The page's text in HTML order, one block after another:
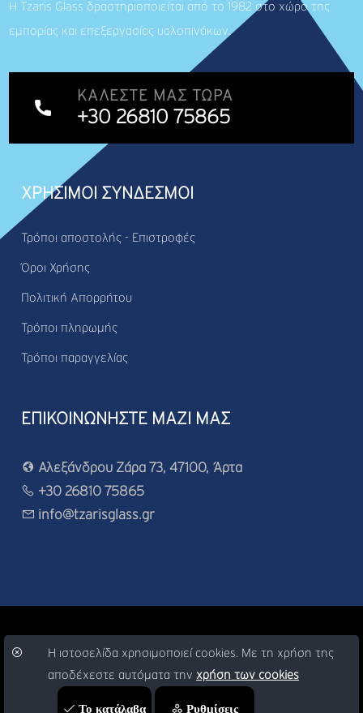
Η Tzaris Glass δραστηριοποιείται από το 1982 στο χώρο της
εμπορίας και επεξεργασίας υαλοπινάκων.
ΚΑΛΈΣΤΕ ΜΑΣ ΤΏΡΑ
+30 26810 75865
ΧΡΗΣΙΜΟΙ ΣΥΝΔΕΣΜΟΙ
Τρόποι αποστολής - Επιστροφές
Όροι Χρήσης
Πολιτική Απορρήτου
Τρόποι πληρωμής
Τρόποι παραγγελίας
ΕΠΙΚΟΙΝΩΝΗΣΤΕ ΜΑΖΙ ΜΑΣ
Αλεξάνδρου Ζάρα 73, 47100, Άρτα
+30 26810 75865
info@tzarisglass.gr
Η ιστοσελίδα χρησιμοποιεί cookies. Με τη χρήση της
αποδέχεστε αυτόματα την χρήση των cookies
Το κατάλαβα Ρυθμίσεις